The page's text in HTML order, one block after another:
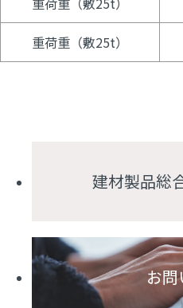
重荷重（敷25t）
建材製品総
お問